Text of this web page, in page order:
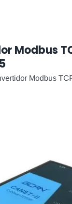
Modbus
Modbus